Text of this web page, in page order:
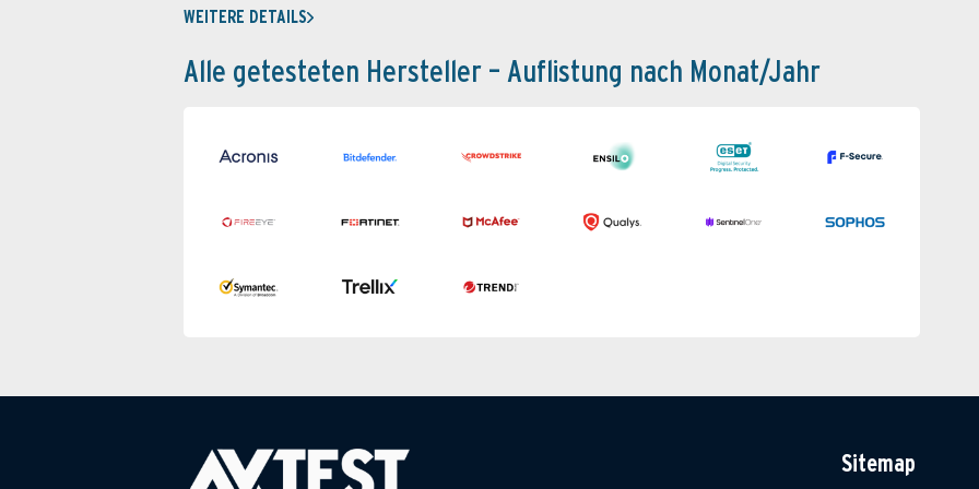
WEITERE DETAILS
Alle getesteten Hersteller – Auflistung nach Monat/Jahr
Sitemap